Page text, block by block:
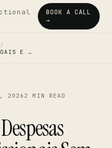
BOOK A CALL
→
/
E …
2026 2 MIN READ